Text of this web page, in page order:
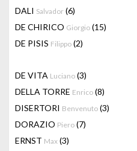
DALI Salvador (6)
DE CHIRICO Giorgio (15)
DE PISIS Filippo (2)
DE VITA Luciano (3)
DELLA TORRE Enrico (8)
DISERTORI Benvenuto (3)
DORAZIO Piero (7)
ERNST Max (3)